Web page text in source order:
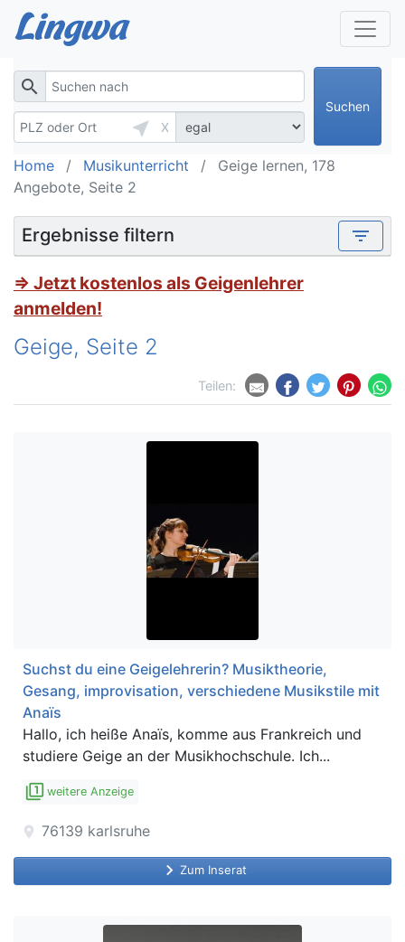
search
near_me
X
Suchen
Home Musikunterricht
Geige lernen, 178
Angebote, Seite 2
Ergebnisse filtern filter_list
⇒ Jetzt kostenlos als Geigenlehrer
anmelden!
Geige, Seite 2
Teilen:
Suchst du eine Geigelehrerin? Musiktheorie,
Gesang, improvisation, verschiedene Musikstile mit
Anaïs
Hallo, ich heiße Anaïs, komme aus Frankreich und
studiere Geige an der Musikhochschule. Ich...
filter_1 weitere Anzeige
location_on 76139 karlsruhe
keyboard_arrow_right Zum Inserat